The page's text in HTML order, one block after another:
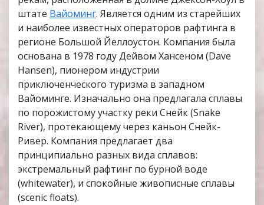
штате Вайоминг. Является одним из старейших
и наиболее известных операторов рафтинга в
регионе Большой Йеллоустон. Компания была
основана в 1978 году Дейвом Хансеном (Dave
Hansen), пионером индустрии
приключенческого туризма в западном
Вайоминге. Изначально она предлагала сплавы
по порожистому участку реки Снейк (Snake
River), протекающему через каньон Снейк-
Ривер. Компания предлагает два
принципиально разных вида сплавов:
экстремальный рафтинг по бурной воде
(whitewater), и спокойные живописные сплавы
(scenic floats).